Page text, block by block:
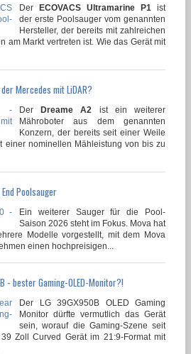
Der ECOVACS Ultramarine P1 ist
der erste Poolsauger vom genannten
Hersteller, der bereits mit zahlreichen
am Markt vertreten ist. Wie das Gerät mit
Mercedes mit LiDAR?
DerDreame A2
ist ein weiterer
Mähroboter aus dem genannten
Konzern, der bereits seit einer Weile
einer nominellen Mähleistung von bis zu
Poolsauger
Ein weiterer Sauger für die Pool-
Saison 2026 steht im Fokus. Mova hat
Modelle vorgestellt, mit dem Mova
einen hochpreisigen...
- bester Gaming-OLED-Monitor?!
Der LG 39GX950B OLED Gaming
Monitor dürfte vermutlich das Gerät
sein, worauf die Gaming-Szene seit
Zoll Curved Gerät im 21:9-Format mit